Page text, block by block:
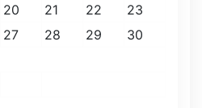
20 21 22
23
27 28 29
30